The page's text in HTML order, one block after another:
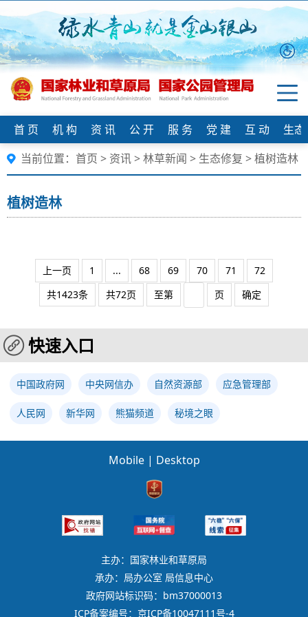
首 页 机 构 资 讯 公 开 服 务 党 建 互 动
生
当前位置： 首页 > 资讯>林草新闻 > 生态修复 >植树造林
植树造林
上一页 1 ... 68 69 70 71
72
共1423条
共72页 至第 页 确定
快速入口
中国政府网 中央网信办 自然资源部 应急管理部
人民网 新华网 熊猫频道 秘境之眼
Mobile | Desktop
主办：国家林业和草原局
承办：局办公室 局信息中心
政府网站标识码：bm37000013
ICP备案编号：京ICP备10047111号-4